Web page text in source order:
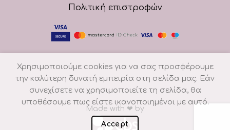
Πολιτική επιστροφών
Made with ❤ by
Χρησιμοποιούμε cookies για να σας προσφέρουμε
την καλύτερη δυνατή εμπειρία στη σελίδα μας. Εάν
συνεχίσετε να χρησιμοποιείτε τη σελίδα, θα
υποθέσουμε πως είστε ικανοποιημένοι με αυτό.
Accept